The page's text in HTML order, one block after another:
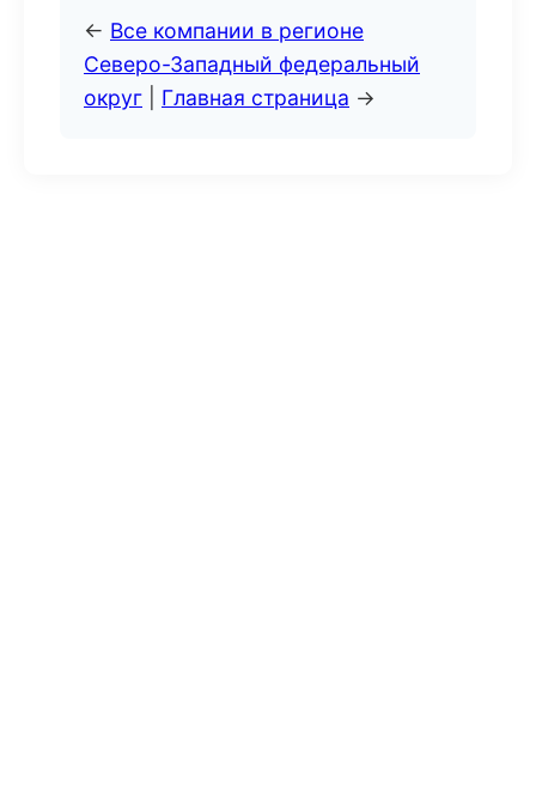
← Все компании в регионе
Северо-Западный федеральный
округ
Главная страница →